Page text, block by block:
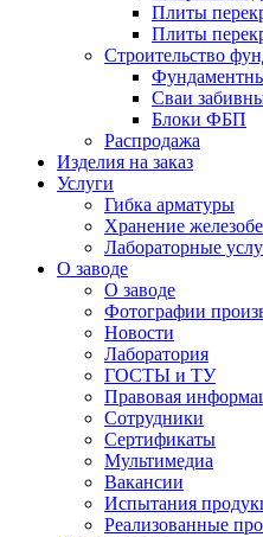
Плиты
Плиты
Строительство
Сваи
Блоки ФБП
Распродажа
Изделия на заказ
Услуги
Гибка арматуры
Хранение
Лабораторные
О заводе
О заводе
Фотографии
Новости
Лаборатория
ГОСТЫ и ТУ
Правовая
Сотрудники
Сертификаты
Мультимедиа
Вакансии
Испытания
Реализованные